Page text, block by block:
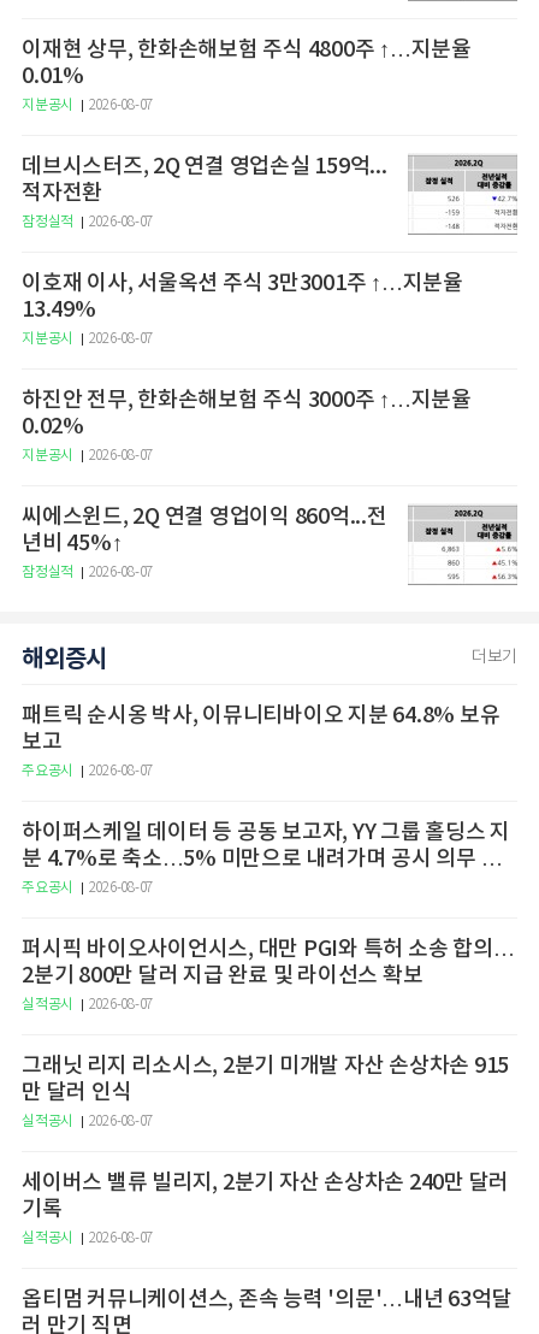
이재현 상무, 한화손해보험 주식 4800주 ↑…지분율
0.01%
지분공시 2026-08-07
데브시스터즈, 2Q 연결 영업손실 159억...
적자전환
잠정실적 2026-08-07
이호재 이사, 서울옥션 주식 3만3001주 ↑…지분율
13.49%
지분공시 2026-08-07
하진안 전무, 한화손해보험 주식 3000주 ↑…지분율
0.02%
지분공시 2026-08-07
씨에스윈드, 2Q 연결 영업이익 860억...전
년비 45%↑
잠정실적 2026-08-07
해외증시 더보기
패트릭 순시옹 박사, 이뮤니티바이오 지분 64.8% 보유
보고
주요공시 2026-08-07
하이퍼스케일 데이터 등 공동 보고자, YY 그룹 홀딩스 지
분 4.7%로 축소…5% 미만으로 내려가며 공시 의무 종
료
주요공시 2026-08-07
퍼시픽 바이오사이언시스, 대만 PGI와 특허 소송 합의…
2분기 800만 달러 지급 완료 및 라이선스 확보
실적공시 2026-08-07
그래닛 리지 리소시스, 2분기 미개발 자산 손상차손 915
만 달러 인식
실적공시 2026-08-07
세이버스 밸류 빌리지, 2분기 자산 손상차손 240만 달러
기록
실적공시 2026-08-07
옵티멈 커뮤니케이션스, 존속 능력 '의문'…내년 63억달
러 만기 직면